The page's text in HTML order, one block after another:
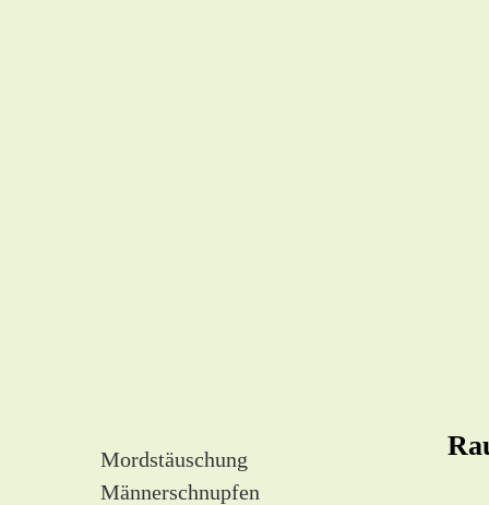
Mordstäuschung
Männerschnupfen